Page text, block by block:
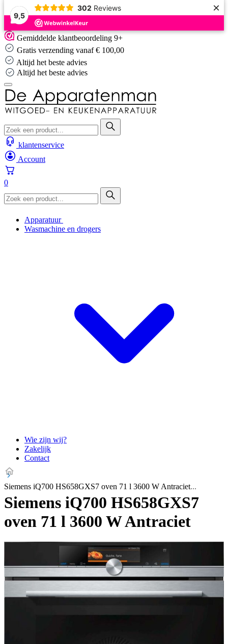
9,5
302 Reviews ×
Skip
to
content
Gemiddelde klantbeoordeling 9+
Gratis verzending vanaf € 100,00
Altijd het beste advies
Altijd het beste advies
klantenservice
Account
0
Apparatuur
Wasmachine en drogers
Wie zijn wij?
Zakelijk
Contact
Siemens iQ700 HS658GXS7 oven 71 l 3600 W Antraciet
Siemens iQ700 HS658GXS7
oven 71 l 3600 W Antraciet